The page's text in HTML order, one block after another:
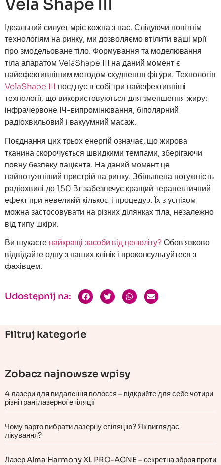
Vela Shape III
Ідеальний силует мріє кожна з нас. Слідуючи новітнім
технологіям на ринку, ми дозволяємо втілити ваші мрії
про змодельоване тіло. Формування та моделювання
тіла апаратом VelaShape III на даний момент є
найефективнішим методом схуднення фігури. Технологія
VelaShape III поєднує в собі три найефективніші
технології, що використовуються для зменшення жиру:
інфрачервоне ІЧ-випромінювання, біполярний
радіохвильовий і вакуумний масаж.
Поєднання цих трьох енергій означає, що жирова
тканина скорочується швидкими темпами, зберігаючи
повну безпеку пацієнта. На даний момент це
найпотужніший пристрій на ринку. Збільшена потужність
радіохвилі до 150 Вт забезпечує кращий терапевтичний
ефект при невеликій кількості процедур. Їх з успіхом
можна застосовувати на різних ділянках тіла, незалежно
від типу шкіри.
Ви шукаєте найкращі засоби від целюліту? Обов’язково
відвідайте одну з наших клінік і проконсультуйтеся з
фахівцем.
Udostępnij na:
Filtruj kategorie
Zobacz najnowsze wpisy
4 лазери для видалення волосся – відкрийте для себе чотири
різні грані лазерної епіляції
Чому варто вибрати лазерну епіляцію? Як виглядає
лікування?
Лазер Alma Harmony XL PRO-ACNE – секретна зброя проти